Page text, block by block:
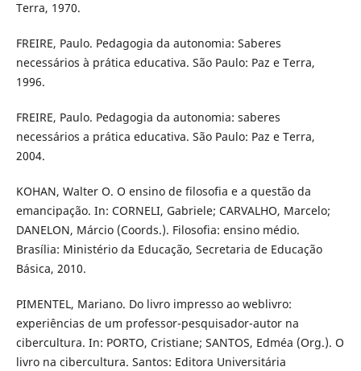
Terra, 1970.
FREIRE, Paulo. Pedagogia da autonomia: Saberes
necessários à prática educativa. São Paulo: Paz e Terra,
1996.
FREIRE, Paulo. Pedagogia da autonomia: saberes
necessários a prática educativa. São Paulo: Paz e Terra,
2004.
KOHAN, Walter O. O ensino de filosofia e a questão da
emancipação. In: CORNELI, Gabriele; CARVALHO, Marcelo;
DANELON, Márcio (Coords.). Filosofia: ensino médio.
Brasília: Ministério da Educação, Secretaria de Educação
Básica, 2010.
PIMENTEL, Mariano. Do livro impresso ao weblivro:
experiências de um professor-pesquisador-autor na
cibercultura. In: PORTO, Cristiane; SANTOS, Edméa (Org.). O
livro na cibercultura. Santos: Editora Universitária